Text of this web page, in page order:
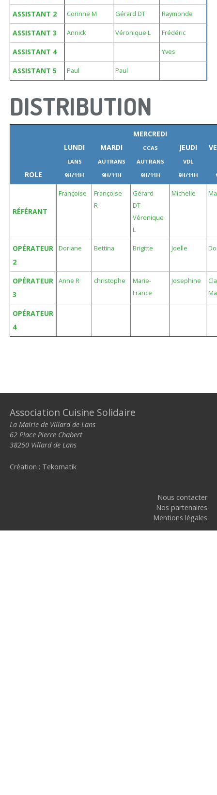
ASSISTANT 2 Corinne M Gérard DT Raymonde
ASSISTANT 3 Annick Véronique L Frédéric
ASSISTANT 4 Yves
ASSISTANT 5 Paul Paul
DISTRIBUTION
ROLE
LUNDI
LANS
9H/11H
MARDI
AUTRANS
9H/11H
MERCREDI
CCAS
AUTRANS
9H/11H
JEUDI
VDL
9H/11H
RÉFÉRANT
Françoise
Françoise
R
Gérard
DT-
Véronique
L
Michelle
OPÉRATEUR
2
Doriane Bettina Brigitte Joelle
OPÉRATEUR
3
Anne R christophe
Marie-
France
Josephine
OPÉRATEUR
4
Association Cuisine Solidaire
La Mairie de Villard de Lans
62 Place Pierre Chabert
38250 Villard de Lans
Création : Tekomatik
Nous contacter
Nos partenaires
Mentions légales